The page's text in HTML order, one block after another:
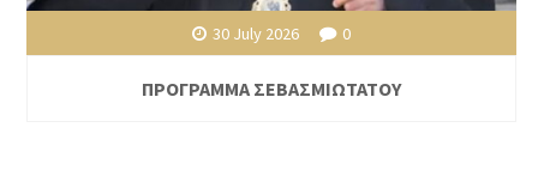
30 July 2026 0
ΠΡΟΓΡΑΜΜΑ ΣΕΒΑΣΜΙΩΤΑΤΟΥ